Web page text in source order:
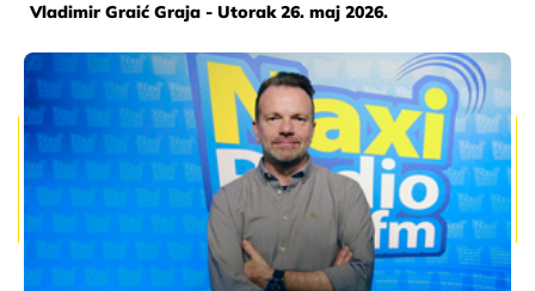
Vladimir Graić Graja - Utorak 26. maj 2026.